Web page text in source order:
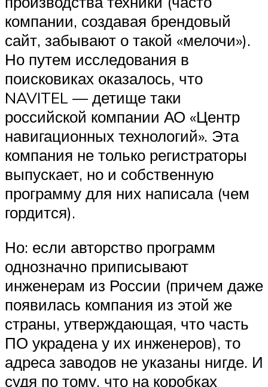
компании, создавая брендовый
сайт, забывают о такой «мелочи»).
Но путем исследования в
поисковиках оказалось, что
NAVITEL — детище таки
российской компании АО «Центр
навигационных технологий». Эта
компания не только регистраторы
выпускает, но и собственную
программу для них написала (чем
гордится).
Но: если авторство программ
однозначно приписывают
инженерам из России (причем даже
появилась компания из этой же
страны, утверждающая, что часть
ПО украдена у их инженеров), то
адреса заводов не указаны нигде. И
судя по тому, что на коробках